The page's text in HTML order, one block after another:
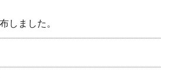
しました。